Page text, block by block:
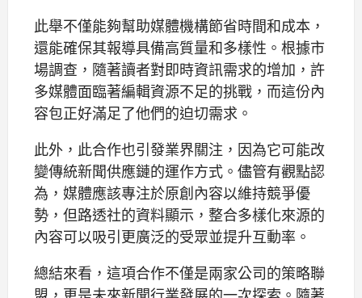
此舉不僅能夠幫助媒體機構節省時間和成本，
還能確保其報導具備高質量和多樣性。根據市
場調查，隨著讀者對即時資訊需求的增加，許
多媒體面臨著編輯資源不足的挑戰，而這份內
容包正好滿足了他們的迫切需求。
此外，此合作也引發業界關注，因為它可能改
變傳統新聞供應鏈的運作方式。儘管有觀點認
為，媒體應該專注於原創內容以維持競爭優
勢，但路透社的資料顯示，整合多樣化來源的
內容可以吸引更廣泛的受眾並提升互動率。
總結來看，這項合作不僅是兩家公司的策略聯